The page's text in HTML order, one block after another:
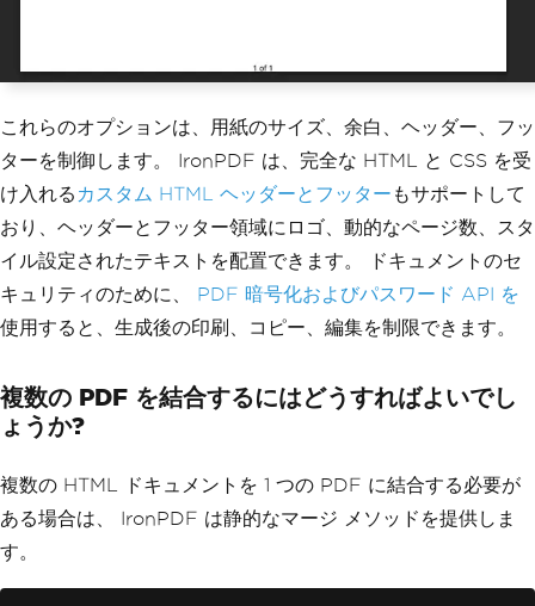
これらのオプションは、用紙のサイズ、余白、ヘッダー、フッ
ターを制御します。 IronPDF は、完全な HTML と CSS を受
け入れる カスタム HTML ヘッダーとフッター もサポートして
おり、ヘッダーとフッター領域にロゴ、動的なページ数、スタ
イル設定されたテキストを配置できます。 ドキュメントのセ
キュリティのために、 PDF 暗号化およびパスワード API を
使用すると、生成後の印刷、コピー、編集を制限できます。
複数の PDF を結合するにはどうすればよいでし
ょうか?
複数の HTML ドキュメントを 1 つの PDF に結合する必要が
ある場合は、 IronPDF は静的なマージ メソッドを提供しま
す。